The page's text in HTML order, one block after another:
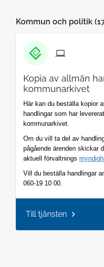
Kommun och politik (
Kopia av allmän
kommunarkivet
Här kan du beställa kopior
handlingar som har
kommunarkivet.
Om du vill ta del av
pågående ärenden skickar
aktuell förvaltnings
Vill du beställa handlingar
060-19 10 00.
Till tjänsten